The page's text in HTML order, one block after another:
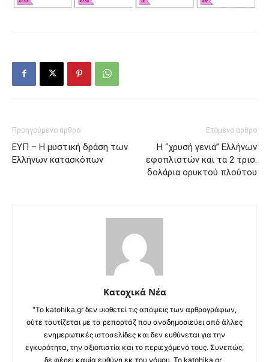
Προηγούμενο άρθρο
ΕΥΠ – Η μυστική δράση των
Ελλήνων κατασκόπων
Επόμενο άρθρο
Η “χρυσή γενιά” Ελλήνων
εφοπλιστών και τα 2 τρισ.
δολάρια ορυκτού πλούτου
Κατοχικά Νέα
"Το katohika.gr δεν υιοθετεί τις απόψεις των αρθρογράφων,
ούτε ταυτίζεται με τα ρεπορτάζ που αναδημοσιεύει από άλλες
ενημερωτικές ιστοσελίδες και δεν ευθύνεται για την
εγκυρότητα, την αξιοπιστία και το περιεχόμενό τους. Συνεπώς,
δε φέρει καμία ευθύνη εκ του νόμου. Το katohika.gr ,